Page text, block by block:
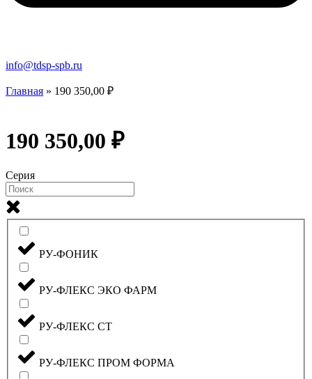
info@tdsp-spb.ru
Главная » 190 350,00 ₽
190 350,00 ₽
Серия
РУ-ФОНИК
РУ-ФЛЕКС ЭКО ФАРМ
РУ-ФЛЕКС СТ
РУ-ФЛЕКС ПРОМ ФОРМА